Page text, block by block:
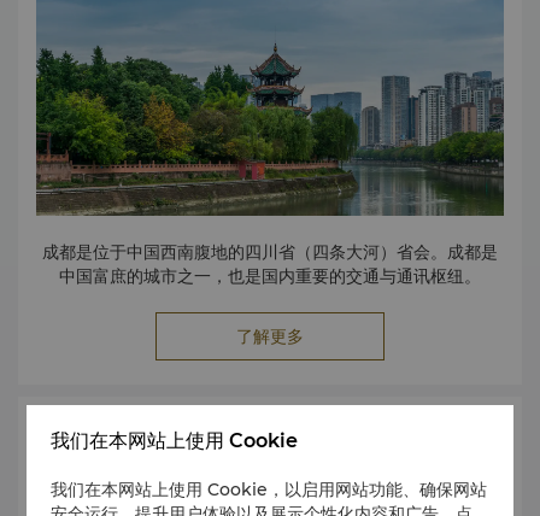
士纪念碑。
文殊院
文殊院是蓉城最大规模的佛教寺院。寺院为纪念以大智慧而为
当地善男信女们礼奉的佛教法师 — 文殊菩萨而建。
院内珍藏许多珍贵的文物，其中有唐僧（唐朝时中国最著名的
佛教大师）玄奘顶骨、日本经书镀金柱以及印度梵文贝叶经。
成都是位于中国西南腹地的四川省（四条大河）省会。成都是
中国富庶的城市之一，也是国内重要的交通与通讯枢纽。
了解更多
购物
我们在本网站上使用 Cookie
我们在本网站上使用 Cookie，以启用网站功能、确保网站